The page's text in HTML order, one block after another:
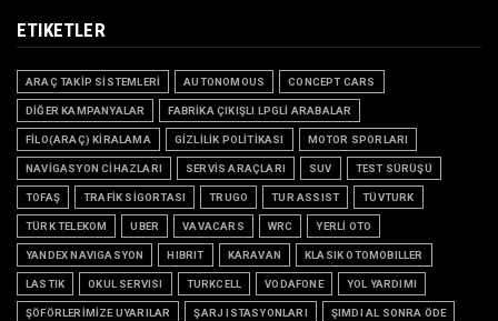
ETIKETLER
ARAÇ TAKİP SİSTEMLERİ AUTONOMOUS CONCEPT CARS
DİĞER KAMPANYALAR FABRİKA ÇIKIŞLI LPGLİ ARABALAR
FİLO(ARAÇ) KİRALAMA GİZLİLİK POLİTİKASI MOTOR SPORLARI
NAVİGASYON CİHAZLARI SERVİS ARAÇLARI SUV TEST SÜRÜŞÜ
TOFAŞ TRAFİK SİGORTASI TRUGO TUR ASSIST TÜVTURK
TÜRK TELEKOM UBER VAVACARS WRC YERLİ OTO
YANDEX NAVIGASYON HIBRIT KARAVAN KLASIK OTOMOBILLER
LASTIK OKUL SERVISI TURKCELL VODAFONE YOL YARDIMI
ŞÖFÖRLERİMİZE UYARILAR ŞARJ ISTASYONLARI ŞIMDI AL SONRA ÖDE